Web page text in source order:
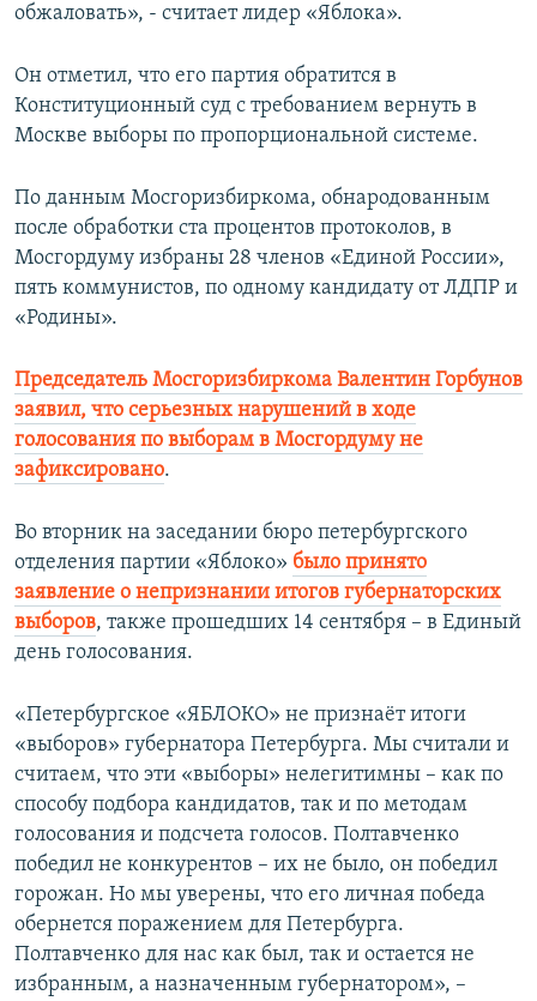
обжаловать», - считает лидер «Яблока».
Он отметил, что его партия обратится в
Конституционный суд с требованием вернуть в
Москве выборы по пропорциональной системе.
По данным Мосгоризбиркома, обнародованным
после обработки ста процентов протоколов, в
Мосгордуму избраны 28 членов «Единой России»,
пять коммунистов, по одному кандидату от ЛДПР и
«Родины».
Председатель Мосгоризбиркома Валентин Горбунов
заявил, что серьезных нарушений в ходе
голосования по выборам в Мосгордуму не
зафиксировано.
Во вторник на заседании бюро петербургского
отделения партии «Яблоко» было принято
заявление о непризнании итогов губернаторских
выборов, также прошедших 14 сентября – в Единый
день голосования.
«Петербургское «ЯБЛОКО» не признаёт итоги
«выборов» губернатора Петербурга. Мы считали и
считаем, что эти «выборы» нелегитимны – как по
способу подбора кандидатов, так и по методам
голосования и подсчета голосов. Полтавченко
победил не конкурентов – их не было, он победил
горожан. Но мы уверены, что его личная победа
обернется поражением для Петербурга.
Полтавченко для нас как был, так и остается не
избранным, а назначенным губернатором», –